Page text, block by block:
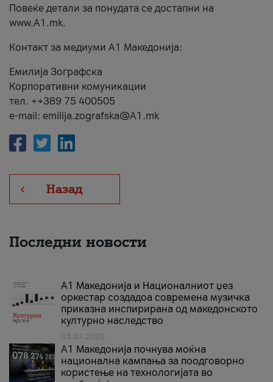
Повеќе детали за понудата се достапни на
www.А1.mk.
Контакт за медиуми А1 Македонија:
Емилија Зографска
Корпоративни комуникации
тел. ++389 75 400505
e-mail: emilija.zografska@A1.mk
Назад
Последни новости
А1 Македонија и Националниот џез
оркестар создадоа современа музичка
приказна инспирирана од македонското
културно наследство
03.07.2026
A1 Македонија почнува моќна
национална кампања за поодговорно
користење на технологијата во